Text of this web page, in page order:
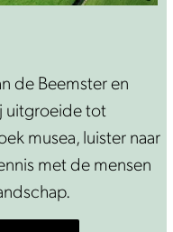
de Beemster en
uitgroeide tot
musea, luister naar
met de mensen